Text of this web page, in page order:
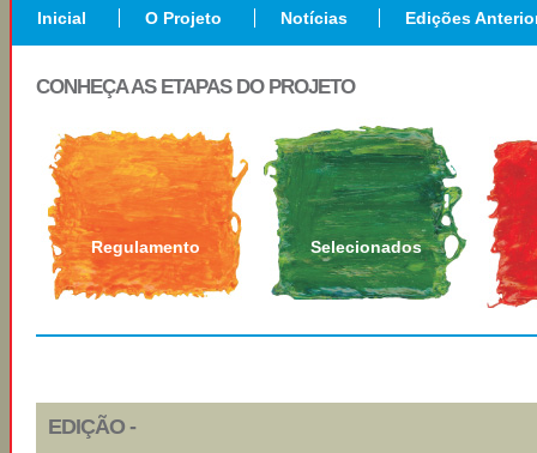
Inicial O Projeto Notícias Edições
CONHEÇA AS ETAPAS DO PROJETO
Regulamento Selecionados
EDIÇÃO -